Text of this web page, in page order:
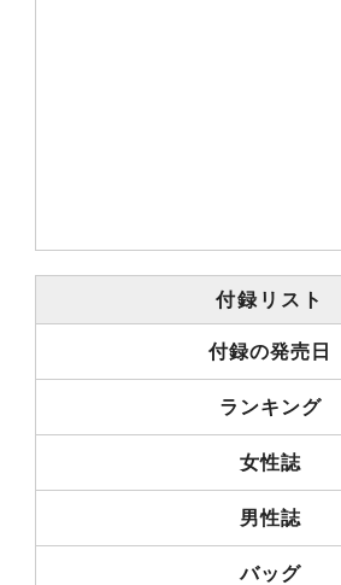
付録リスト
付録の発売日
ランキング
女性誌
男性誌
バッグ